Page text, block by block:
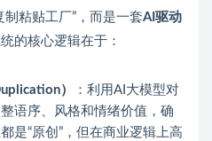
粘贴工厂”，而是一套AI驱动
的核心逻辑在于：
）
：利用AI大模型对
语序、风格和情绪价值，确
是“原创”，但在商业逻辑上高